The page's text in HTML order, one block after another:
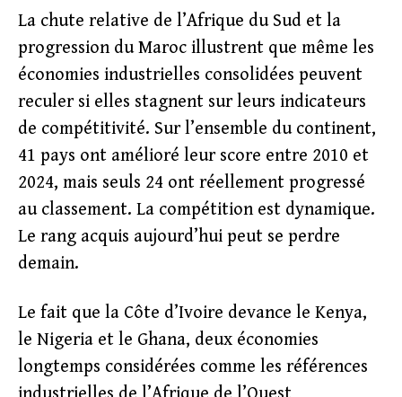
La chute relative de l’Afrique du Sud et la
progression du Maroc illustrent que même les
économies industrielles consolidées peuvent
reculer si elles stagnent sur leurs indicateurs
de compétitivité. Sur l’ensemble du continent,
41 pays ont amélioré leur score entre 2010 et
2024, mais seuls 24 ont réellement progressé
au classement. La compétition est dynamique.
Le rang acquis aujourd’hui peut se perdre
demain.
Le fait que la Côte d’Ivoire devance le Kenya,
le Nigeria et le Ghana, deux économies
longtemps considérées comme les références